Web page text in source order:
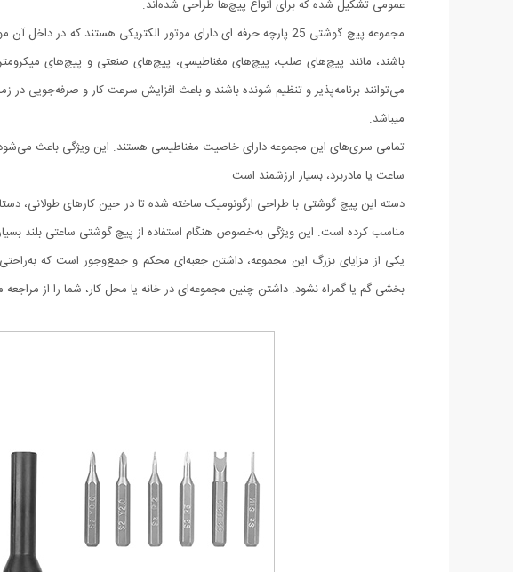
عمومی تشکیل شده که برای انواع پیچ‌ها طراحی شده‌اند.
مجموعه پیچ گوشتی 25 پارچه حرفه ای دارای موتور الکتریکی
باشند، مانند پیچ‌های صلب، پیچ‌های مغناطیسی، پیچ‌های صنعتی و پیچ‌های
می‌توانند برنامه‌پذیر و تنظیم شونده باشند و باعث افزایش سرعت کار و صرفه‌جویی
میباشد.
تمامی سری‌های این مجموعه دارای خاصیت مغناطیسی هستند. این ویژگی باعث می‌شود
ساعت یا مادربرد، بسیار ارزشمند است.
دسته این پیچ گوشتی با طراحی ارگونومیک ساخته شده تا در حین کارهای طولانی،
مناسب کرده است. این ویژگی به‌خصوص هنگام استفاده از پیچ گوشتی ساعتی بلند
یکی از مزایای بزرگ این مجموعه، داشتن جعبه‌ای محکم و جمع‌وجور است که
بخشی گم یا گمراه نشود. داشتن چنین مجموعه‌ای در خانه یا محل کار، شما را از